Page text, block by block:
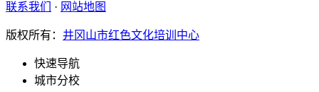
联系我们 · 网站地图
版权所有： 井冈山市红色文化培训中心
快速导航
城市分校